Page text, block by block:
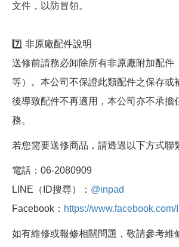
文件，以防冒領。
7️⃣ 非原廠配件說明
送修前請務必卸除所有非原廠附加配件
等）。本公司不保證此類配件之保存或
後導致配件不再適用，本公司亦不承擔
務。
若您需要送修商品，請透過以下方式聯
電話：06-2080909
LINE（ID搜尋）： @inpad
Facebook： https://www.facebook.com/
如有維修或報修相關問題，敬請參考維